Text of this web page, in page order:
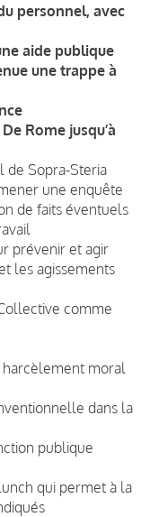
personnel, avec
aide publique
une trappe à
Rome jusqu’à
de Sopra-Steria
une enquête
de faits éventuels
prévenir et agir
les agissements
comme
moral
dans la
publique
qui permet à la